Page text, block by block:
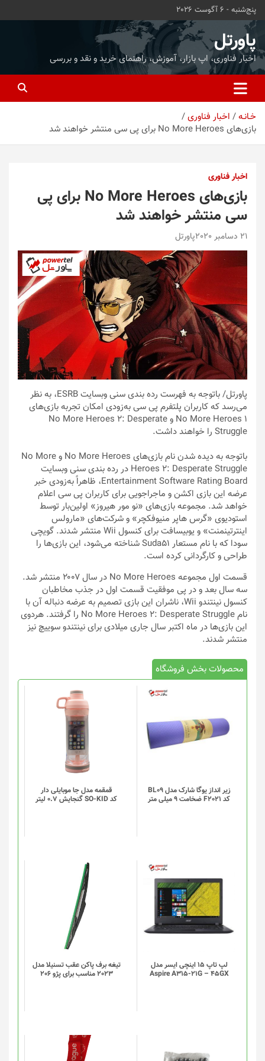
محتوا
بروید
پنج‌شنبه - 6 آگوست 2026
پاورتل
اخبار فناوری، اپ بازار، آموزش، راهنمای خرید و نقد و بررسی
خـانـه
اخبار فناوری
بازی‌های No More Heroes برای پی سی منتشر خواهند شد
اخبار فناوری
بازی‌های No More Heroes برای پی
سی منتشر خواهند شد
21 دسامبر 2020 پاورتل
پاورتل
/ باتوجه به فهرست رده بندی سنی وبسایت ESRB، به نظر
می‌رسد که کاربران پلتفرم پی سی به‌زودی امکان تجربه بازی‌های
No More Heroes 1 و No More Heroes 2: Desperate
Struggle را خواهند داشت.
باتوجه به دیده شدن نام بازی‌های No More Heroes و No More
Heroes 2: Desperate Struggle در رده بندی سنی وبسایت
Entertainment Software Rating Board، ظاهراً به‌زودی خبر
عرضه این بازی اکشن و ماجراجویی برای کاربران پی سی اعلام
خواهد شد. مجموعه بازی‌های «نو مور هیروز» اولین‌بار توسط
استودیوی «گرس هاپر منیوفکچر» و شرکت‌های «مارولس
اینترتینمنت» و یوبیسافت برای کنسول Wii منتشر شدند. گویچی
سودا که با نام مستعار Suda51 شناخته می‌شود، این بازی‌ها را
طراحی و کارگردانی کرده است.
قسمت اول مجموعه No More Heroes در سال ۲۰۰۷ منتشر شد.
سه سال بعد و در پی موفقیت قسمت اول در جذب مخاطبان
کنسول نینتندو Wii، ناشران این بازی تصمیم به عرضه دنباله آن با
نام No More Heroes 2: Desperate Struggle را گرفتند. هردوی
این بازی‌ها در ماه اکتبر سال جاری میلادی برای نینتندو سوییچ نیز
منتشر شدند.
محصولات بخش فروشگاه
زیر انداز یوگا شارک مدل BL09
کد F2021 ضخامت 9 میلی متر
قمقمه مدل جا موبایلی دار
کد SO-KID گنجایش 0.7 لیتر
این
محصول
دارای
انواع
مختلفی
می
باشد.
گزینه
ها
لپ تاپ 15 اینچی ایسر مدل
Aspire A315-21G – 45GX
تیغه برف پاکن عقب تسنیلا مدل
2023 مناسب برای پژو 206
این
این